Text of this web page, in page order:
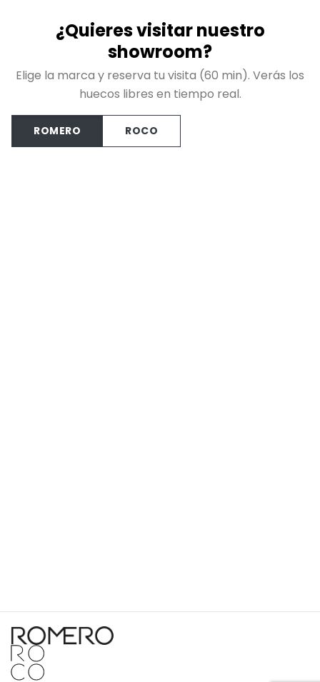
¿Quieres visitar nuestro
showroom?
Elige la marca y reserva tu visita (60 min). Verás los
huecos libres en tiempo real.
ROMERO ROCO